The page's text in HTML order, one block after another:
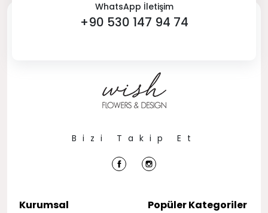
WhatsApp İletişim
+90 530 147 94 74
Kurumsal Popüler Kategoriler
Bizi Takip Et